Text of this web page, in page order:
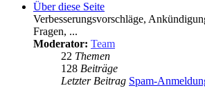
Über diese Seite
Verbesserungsvorschläge,
Fragen, ...
Moderator: Team
22 Themen
128 Beiträge
Letzter Beitrag Spam-